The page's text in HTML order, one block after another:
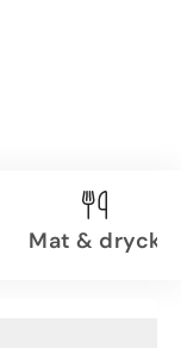
Mat & dryck